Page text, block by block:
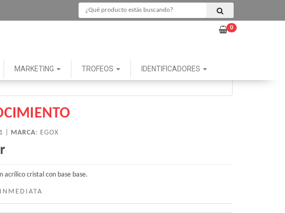
0
MARKETING TROFEOS IDENTIFICADORES
| MARCA: EGOX
acrílico cristal con base base.